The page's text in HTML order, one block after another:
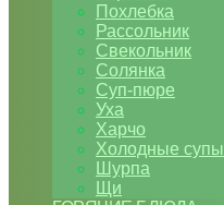
Похлебка
Рассольник
Свекольник
Солянка
Суп-пюре
Уха
Харчо
Холодные супы
Шурпа
Щи